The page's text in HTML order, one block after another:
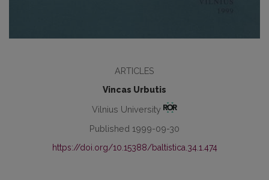
ARTICLES
Vincas Urbutis
Vilnius University
Published 1999-09-30
https://doi.org/10.15388/baltistica.34.1.474